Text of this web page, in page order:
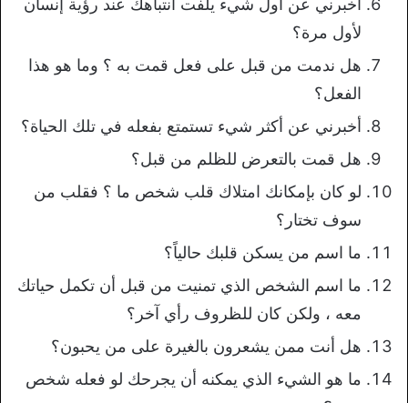
أخبرني عن أول شيء يلفت انتباهك عند رؤية إنسان
لأول مرة؟
هل ندمت من قبل على فعل قمت به ؟ وما هو هذا
الفعل؟
أخبرني عن أكثر شيء تستمتع بفعله في تلك الحياة؟
هل قمت بالتعرض للظلم من قبل؟
لو كان بإمكانك امتلاك قلب شخص ما ؟ فقلب من
سوف تختار؟
ما اسم من يسكن قلبك حالياً؟
ما اسم الشخص الذي تمنيت من قبل أن تكمل حياتك
معه ، ولكن كان للظروف رأي آخر؟
هل أنت ممن يشعرون بالغيرة على من يحبون؟
ما هو الشيء الذي يمكنه أن يجرحك لو فعله شخص